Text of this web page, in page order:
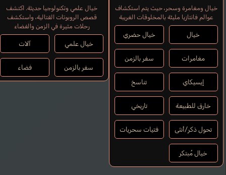
خيال ومغامرة وسحر، حيث يتم استكشاف
عوالم فانتازيا مليئة بالمخلوقات الغريبة
خيال خيال حضري
مغامرات سفر بالزمن
إيسيكاي تناسخ
خارق للطبيعة تاريخي
تحول ذكر/أنثى فتيات سحريات
خيال مُبتكر
خيال علمي وتكنولوجيا حديثة. اكتشف
قصص الروبوتات القتالية، واستكشف
رحلات مثيرة في الزمن والفضاء
خيال علمي آلات
سفر بالزمن فضاء